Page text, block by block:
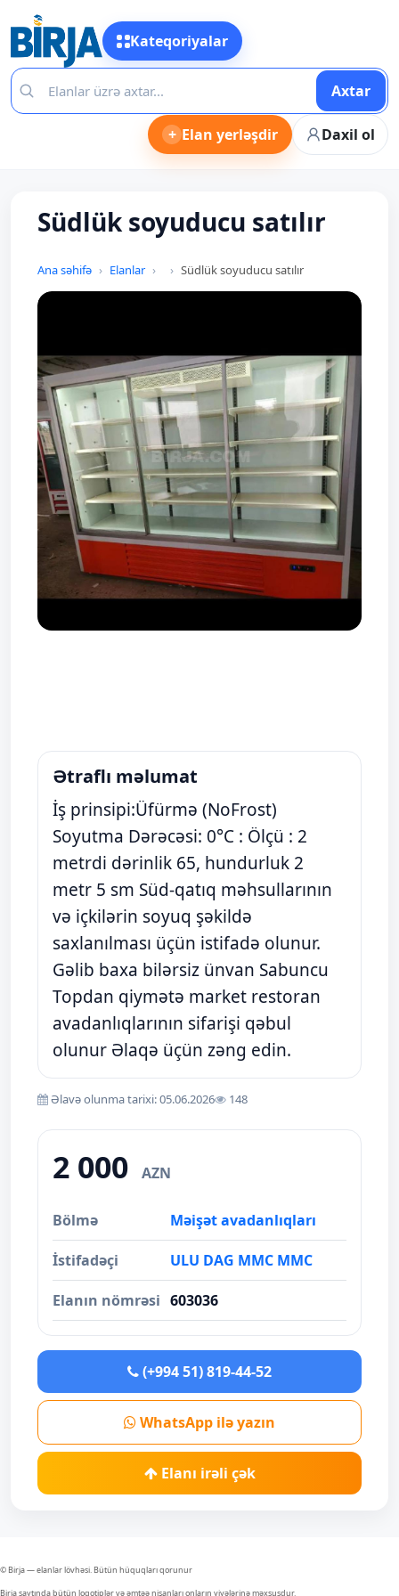
Kateqoriyalar
Axtar
+ Elan yerləşdir Daxil ol
Südlük soyuducu satılır
Ana səhifə Elanlar Südlük soyuducu satılır
Ətraflı məlumat
İş prinsipi:Üfürmə (NoFrost)
Soyutma Dərəcəsi: 0°C : Ölçü : 2
metrdi dərinlik 65, hundurluk 2
metr 5 sm Süd-qatıq məhsullarının
və içkilərin soyuq şəkildə
saxlanılması üçün istifadə olunur.
Gəlib baxa bilərsiz ünvan Sabuncu
Topdan qiymətə market restoran
avadanlıqlarının sifarişi qəbul
olunur Əlaqə üçün zəng edin.
Əlavə olunma tarixi: 05.06.2026 148
2 000 AZN
Bölmə Məişət avadanlıqları
İstifadəçi ULU DAG MMC MMC
Elanın nömrəsi 603036
(+994 51) 819-44-52
WhatsApp ilə yazın
Elanı irəli çək
© Birja — elanlar lövhəsi. Bütün hüquqları qorunur
Birja saytında bütün loqotiplər və əmtəə nişanları onların yiyələrinə məxsusdur.